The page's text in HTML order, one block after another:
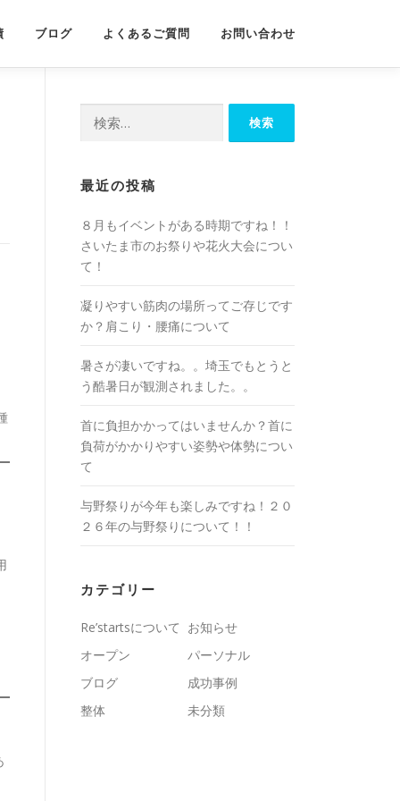
ブログ よくあるご質問 お問い合わせ
最近の投稿
８月もイベントがある時期ですね！！
さいたま市のお祭りや花火大会につい
て！
凝りやすい筋肉の場所ってご存じです
か？肩こり・腰痛について
暑さが凄いですね。。埼玉でもとうと
う酷暑日が観測されました。。
首に負担かかってはいませんか？首に
負荷がかかりやすい姿勢や体勢につい
て
与野祭りが今年も楽しみですね！２０
２６年の与野祭りについて！！
カテゴリー
Re’startsについて お知らせ
オープン
パーソナル
ブログ
成功事例
整体
未分類